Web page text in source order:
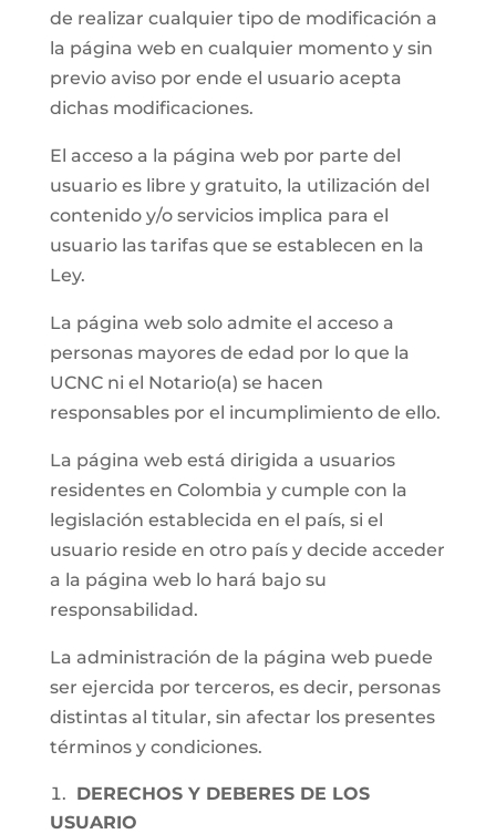
de realizar cualquier tipo de modificación a
la página web en cualquier momento y sin
previo aviso por ende el usuario acepta
dichas modificaciones.
El acceso a la página web por parte del
usuario es libre y gratuito, la utilización del
contenido y/o servicios implica para el
usuario las tarifas que se establecen en la
Ley.
La página web solo admite el acceso a
personas mayores de edad por lo que la
UCNC ni el Notario(a) se hacen
responsables por el incumplimiento de ello.
La página web está dirigida a usuarios
residentes en Colombia y cumple con la
legislación establecida en el país, si el
usuario reside en otro país y decide acceder
a la página web lo hará bajo su
responsabilidad.
La administración de la página web puede
ser ejercida por terceros, es decir, personas
distintas al titular, sin afectar los presentes
términos y condiciones.
DERECHOS Y DEBERES DE LOS
USUARIO